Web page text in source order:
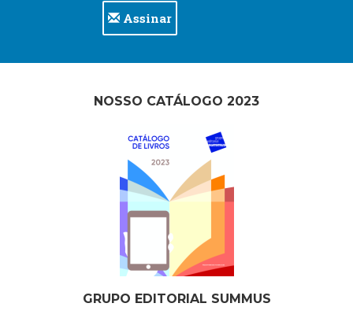
Assinar
NOSSO CATÁLOGO 2023
GRUPO EDITORIAL SUMMUS